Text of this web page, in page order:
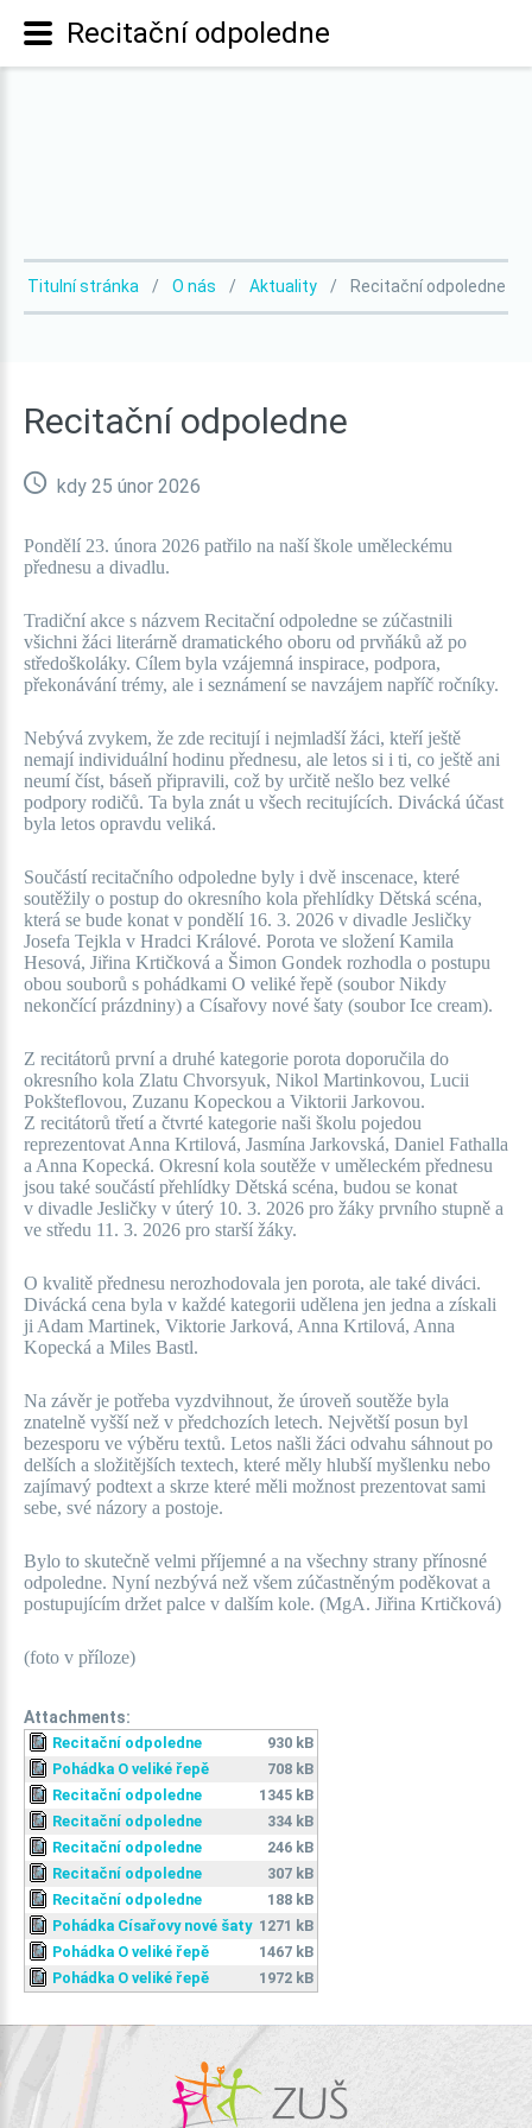
Titulní stránka O nás Aktuality Recitační odpoledne
Recitační odpoledne
kdy 25 únor 2026
Pondělí 23. února 2026 patřilo na naší škole uměleckému
přednesu a divadlu.
Tradiční akce s názvem Recitační odpoledne se zúčastnili
všichni žáci literárně dramatického oboru od prvňáků až po
středoškoláky. Cílem byla vzájemná inspirace, podpora,
překonávání trémy, ale i seznámení se navzájem napříč ročníky.
Nebývá zvykem, že zde recitují i nejmladší žáci, kteří ještě
nemají individuální hodinu přednesu, ale letos si i ti, co ještě ani
neumí číst, báseň připravili, což by určitě nešlo bez velké
podpory rodičů. Ta byla znát u všech recitujících. Divácká účast
byla letos opravdu veliká.
Součástí recitačního odpoledne byly i dvě inscenace, které
soutěžily o postup do okresního kola přehlídky Dětská scéna,
která se bude konat v pondělí 16. 3. 2026 v divadle Jesličky
Josefa Tejkla v Hradci Králové. Porota ve složení Kamila
Hesová, Jiřina Krtičková a Šimon Gondek rozhodla o postupu
obou souborů s pohádkami O veliké řepě (soubor Nikdy
nekončící prázdniny) a Císařovy nové šaty (soubor Ice cream).
Z recitátorů první a druhé kategorie porota doporučila do
okresního kola Zlatu Chvorsyuk, Nikol Martinkovou, Lucii
Pokšteflovou, Zuzanu Kopeckou a Viktorii Jarkovou.
Z recitátorů třetí a čtvrté kategorie naši školu pojedou
reprezentovat Anna Krtilová, Jasmína Jarkovská, Daniel Fathalla
a Anna Kopecká. Okresní kola soutěže v uměleckém přednesu
jsou také součástí přehlídky Dětská scéna, budou se konat
v divadle Jesličky v úterý 10. 3. 2026 pro žáky prvního stupně a
ve středu 11. 3. 2026 pro starší žáky.
O kvalitě přednesu nerozhodovala jen porota, ale také diváci.
Divácká cena byla v každé kategorii udělena jen jedna a získali
ji Adam Martinek, Viktorie Jarková, Anna Krtilová, Anna
Kopecká a Miles Bastl.
Na závěr je potřeba vyzdvihnout, že úroveň soutěže byla
znatelně vyšší než v předchozích letech. Největší posun byl
bezesporu ve výběru textů. Letos našli žáci odvahu sáhnout po
delších a složitějších textech, které měly hlubší myšlenku nebo
zajímavý podtext a skrze které měli možnost prezentovat sami
sebe, své názory a postoje.
Bylo to skutečně velmi příjemné a na všechny strany přínosné
odpoledne. Nyní nezbývá než všem zúčastněným poděkovat a
postupujícím držet palce v dalším kole. (MgA. Jiřina Krtičková)
(foto v příloze)
Attachments:
Recitační odpoledne
930 kB
Pohádka O veliké řepě
708 kB
Recitační odpoledne
1345 kB
Recitační odpoledne
334 kB
Recitační odpoledne
246 kB
Recitační odpoledne
307 kB
Recitační odpoledne
188 kB
Pohádka Císařovy nové šaty 1271 kB
Pohádka O veliké řepě
1467 kB
Pohádka O veliké řepě
1972 kB
Recitační odpoledne